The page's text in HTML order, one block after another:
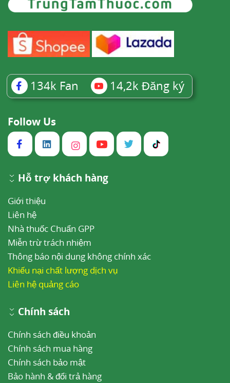
134k Fan 14,2k Đăng ký
Follow Us
Hỗ trợ khách hàng
Giới thiệu
Liên hệ
Nhà thuốc Chuẩn GPP
Miễn trừ trách nhiệm
Thông báo nội dung không chính xác
Khiếu nại chất lượng dịch vụ
Liên hệ quảng cáo
Chính sách
Chính sách điều khoản
Chính sách mua hàng
Chính sách bảo mật
Bảo hành & đổi trả hàng